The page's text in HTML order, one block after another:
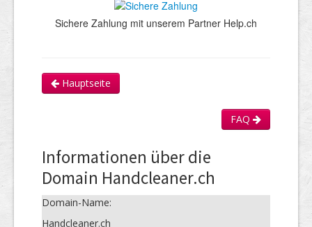
Sichere Zahlung mit unserem Partner Help.ch
Hauptseite
FAQ
Informationen über die
Domain Handcleaner.ch
Domain-Name:
Handcleaner.ch